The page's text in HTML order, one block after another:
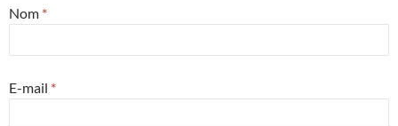
Nom *
E-mail *